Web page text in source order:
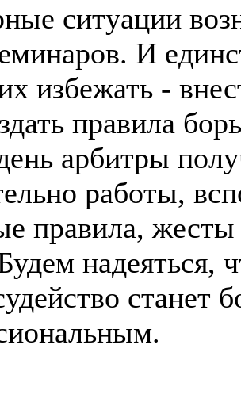
ситуации
И
избежать -
правила
арбитры
работы,
правила, жесты
надеяться,
станет